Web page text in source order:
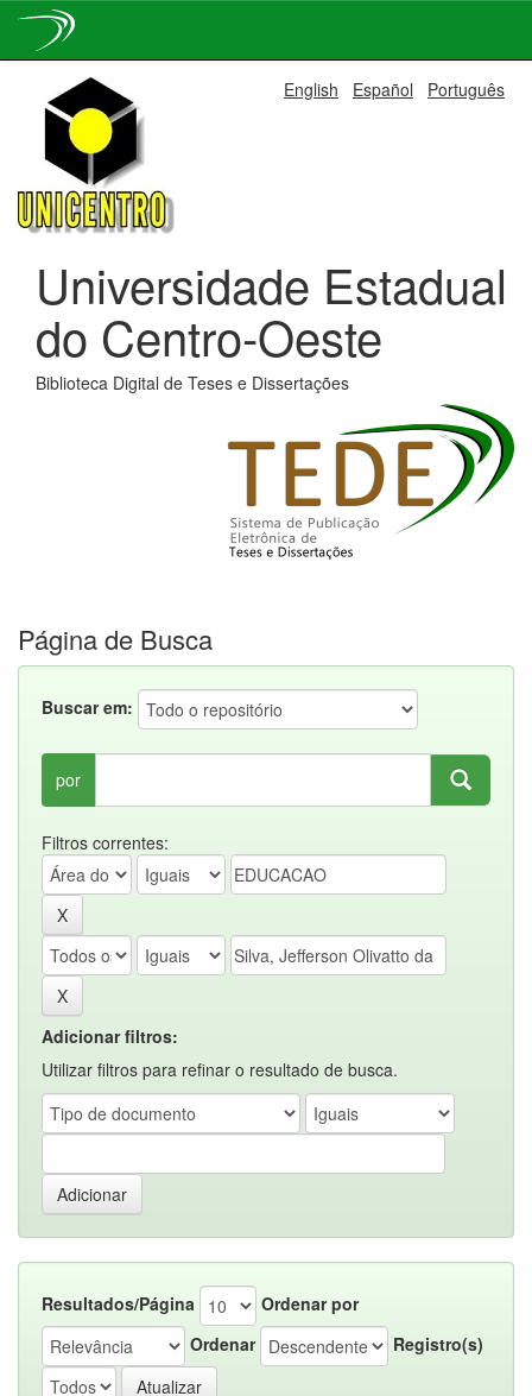
navigation
English Español Português
Universidade Estadual
do Centro-Oeste
Biblioteca Digital de Teses e Dissertações
Página de Busca
Buscar em:
por
Filtros correntes:
Adicionar filtros:
Utilizar filtros para refinar o resultado de busca.
Resultados/Página
Ordenar por
Ordenar
Registro(s)